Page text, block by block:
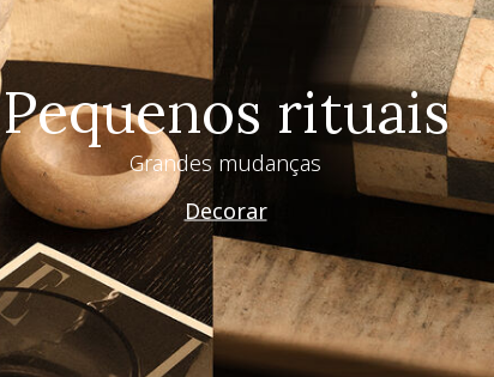
Pequenos rituais
Grandes mudanças
Decorar